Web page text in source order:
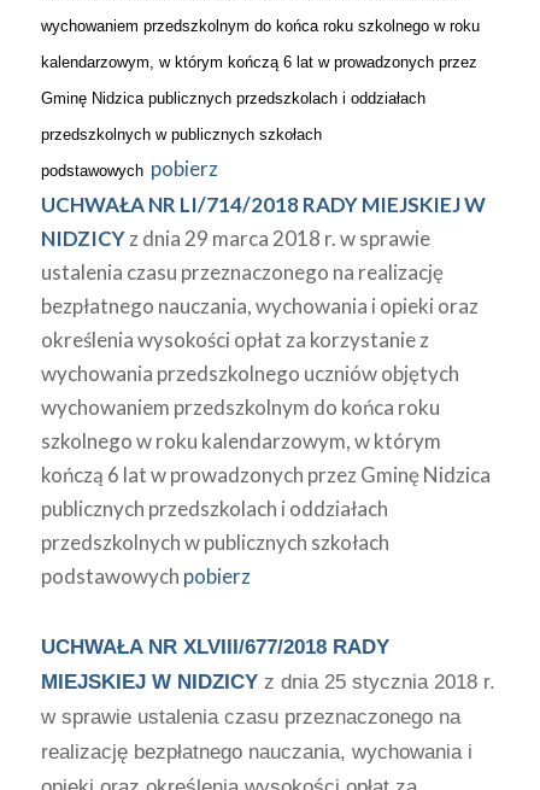
wychowaniem przedszkolnym do końca roku szkolnego w roku
kalendarzowym, w którym kończą 6 lat w prowadzonych przez
Gminę Nidzica publicznych przedszkolach i oddziałach
przedszkolnych w publicznych szkołach
podstawowych pobierz
UCHWAŁA NR LI/714/2018 RADY MIEJSKIEJ W
NIDZICYz dnia 29 marca 2018 r. w sprawie
ustalenia czasu przeznaczonego na realizację
bezpłatnego nauczania, wychowania i opieki oraz
określenia wysokości opłat za korzystanie z
wychowania przedszkolnego uczniów objętych
wychowaniem przedszkolnym do końca roku
szkolnego w roku kalendarzowym, w którym
kończą 6 lat w prowadzonych przez Gminę Nidzica
publicznych przedszkolach i oddziałach
przedszkolnych w publicznych szkołach
podstawowych pobierz
UCHWAŁA NR XLVIII/677/2018 RADY
MIEJSKIEJ W NIDZICYz dnia 25 stycznia 2018 r.
w sprawie ustalenia czasu przeznaczonego na
realizację bezpłatnego nauczania, wychowania i